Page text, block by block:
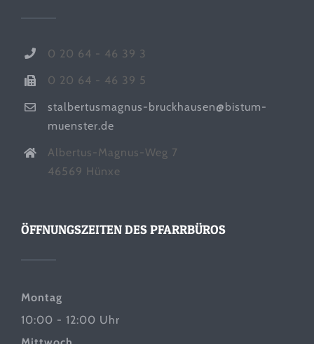
0 20 64 - 46 39 3
0 20 64 - 46 39 5
stalbertusmagnus-bruckhausen@bistum-
muenster.de
Albertus-Magnus-Weg 7
46569 Hünxe
ÖFFNUNGSZEITEN DES PFARRBÜROS
Montag
10:00 - 12:00 Uhr